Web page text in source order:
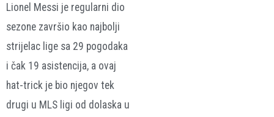
Lionel Messi je regularni dio
sezone završio kao najbolji
strijelac lige sa 29 pogodaka
i čak 19 asistencija, a ovaj
hat-trick je bio njegov tek
drugi u MLS ligi od dolaska u